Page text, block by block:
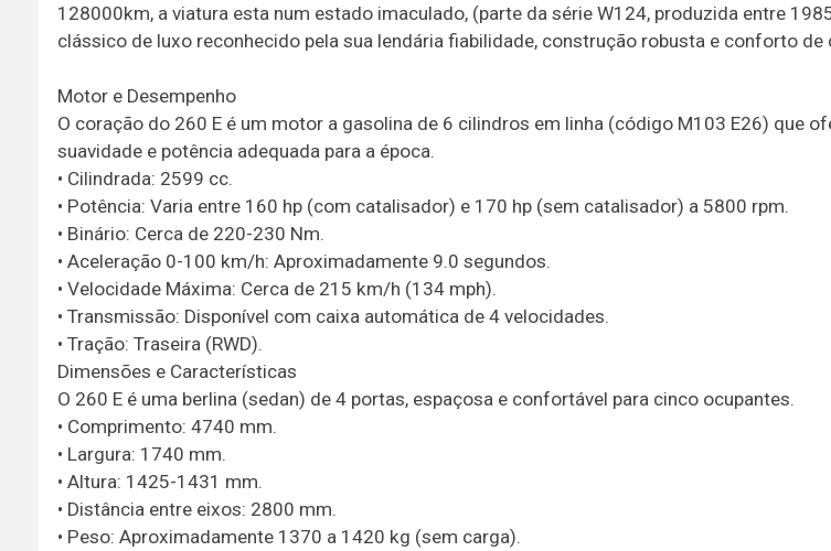
128000km, a viatura esta num estado imaculado, (parte da série W124, produzida entre
clássico de luxo reconhecido pela sua lendária fiabilidade, construção robusta e conforto de
Motor e Desempenho
O coração do 260 E é um motor a gasolina de 6 cilindros em linha (código M103 E26) que
suavidade e potência adequada para a época.
• Cilindrada: 2599 cc.
• Potência: Varia entre 160 hp (com catalisador) e 170 hp (sem catalisador) a 5800 rpm.
• Binário: Cerca de 220-230 Nm.
• Aceleração 0-100 km/h: Aproximadamente 9.0 segundos.
• Velocidade Máxima: Cerca de 215 km/h (134 mph).
• Transmissão: Disponível com caixa automática de 4 velocidades.
• Tração: Traseira (RWD).
Dimensões e Características
O 260 E é uma berlina (sedan) de 4 portas, espaçosa e confortável para cinco ocupantes.
• Comprimento: 4740 mm.
• Largura: 1740 mm.
• Altura: 1425-1431 mm.
• Distância entre eixos: 2800 mm.
• Peso: Aproximadamente 1370 a 1420 kg (sem carga).